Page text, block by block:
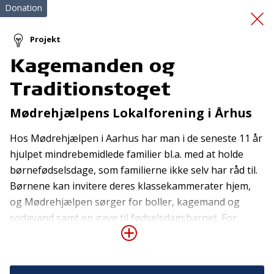
Vores Sunde Hverdag
Donation
Projekt
Kagemanden og
Traditionstoget
Mødrehjælpens Lokalforening i Århus
Hos Mødrehjælpen i Aarhus har man i de seneste 11 år
hjulpet mindrebemidlede familier bl.a. med at holde
børnefødselsdage, som familierne ikke selv har råd til.
Børnene kan invitere deres klassekammerater hjem,
og Mødrehjælpen sørger for boller, kagemand og
sodavand samt en gave til fødselsdagsbarnet. For
barnet betyder det alt at kunne være den, der deler
have til nogle hyggelige timer med en masse leg. De ca.
Tilmeld nyhedsbrev
De seneste nyheder om TrygFondens og TryghedsGruppens
aktiviteter direkte i din indbakke.